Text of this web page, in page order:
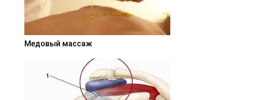
Медовый массаж